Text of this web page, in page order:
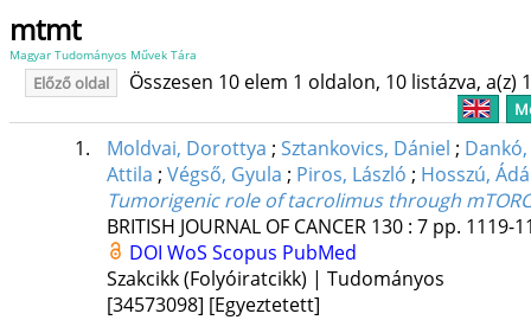
mtmt
Magyar Tudományos Művek Tára
Előző oldal Összesen 10 elem 1 oldalon, 10 listázva, a(z)
1. Moldvai, Dorottya ; Sztankovics, Dániel ;
Attila ; Végső, Gyula ; Piros, László ; Hosszú,
Tumorigenic role of tacrolimus through
BRITISH JOURNAL OF CANCER 130: 7 pp. 1119-
DOI WoS Scopus PubMed
Szakcikk (Folyóiratcikk) | Tudományos
[34573098] [Egyeztetett]